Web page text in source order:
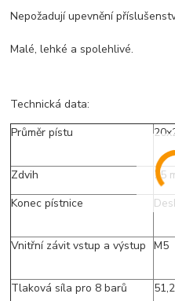
Nepožadují upevnění
Malé, lehké a spolehlivé.
Technická data:
Průměr pístu
Zdvih
75
Konec pístnice
Vnitřní závit vstup a výstup M5
Tlaková síla pro 8 barů